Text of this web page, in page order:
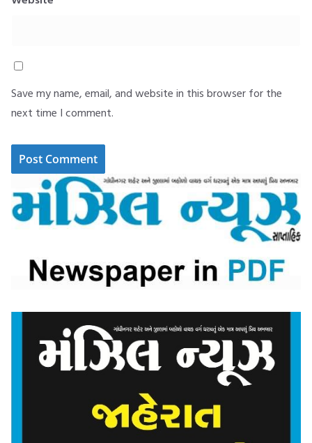
Save my name, email, and website in this browser for the
next time I comment.